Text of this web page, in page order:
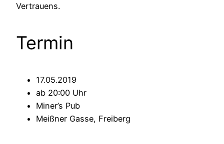
Vertrauens.
Termin
17.05.2019
ab 20:00 Uhr
Miner’s Pub
Meißner Gasse, Freiberg